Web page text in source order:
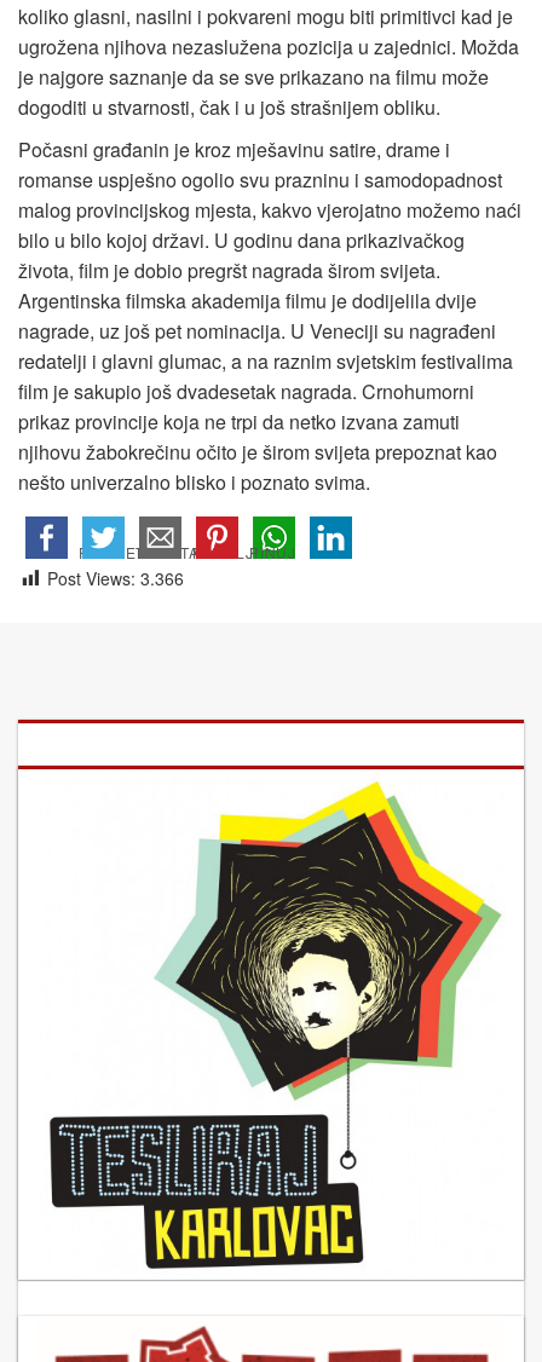
koliko glasni, nasilni i pokvareni mogu biti primitivci kad je
ugrožena njihova nezaslužena pozicija u zajednici. Možda
je najgore saznanje da se sve prikazano na filmu može
dogoditi u stvarnosti, čak i u još strašnijem obliku.
Počasni građanin je kroz mješavinu satire, drame i
romanse uspješno ogolio svu prazninu i samodopadnost
malog provincijskog mjesta, kakvo vjerojatno možemo naći
bilo u bilo kojoj državi. U godinu dana prikazivačkog
života, film je dobio pregršt nagrada širom svijeta.
Argentinska filmska akademija filmu je dodijelila dvije
nagrade, uz još pet nominacija. U Veneciji su nagrađeni
redatelji i glavni glumac, a na raznim svjetskim festivalima
film je sakupio još dvadesetak nagrada. Crnohumorni
prikaz provincije koja ne trpi da netko izvana zamuti
njihovu žabokrečinu očito je širom svijeta prepoznat kao
nešto univerzalno blisko i poznato svima.
Post Views: 3.366